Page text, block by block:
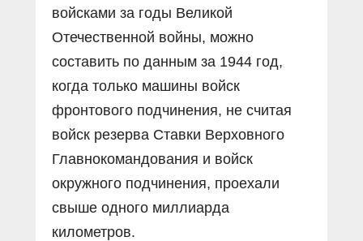
войсками за годы Великой
Отечественной войны, можно
составить по данным за 1944 год,
когда только машины войск
фронтового подчинения, не считая
войск резерва Ставки Верховного
Главнокомандования и войск
окружного подчинения, проехали
свыше одного миллиарда
километров.